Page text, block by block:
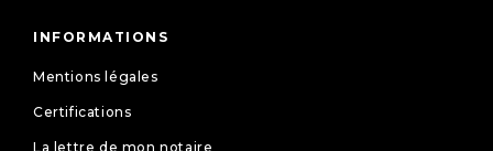
INFORMATIONS
Mentions légales
Certifications
La lettre de mon notaire